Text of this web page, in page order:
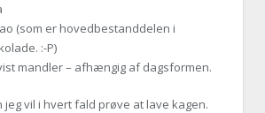
(som er hovedbestanddelen i
:-P)
mandler – afhængig af dagsformen.
jeg vil i hvert fald prøve at lave kagen.